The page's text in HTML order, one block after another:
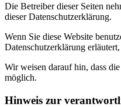
Die Betreiber dieser Seiten
dieser Datenschutzerklärung.
Wenn Sie diese Website
Datenschutzerklärung
Wir weisen darauf hin, dass
möglich.
Hinweis zur